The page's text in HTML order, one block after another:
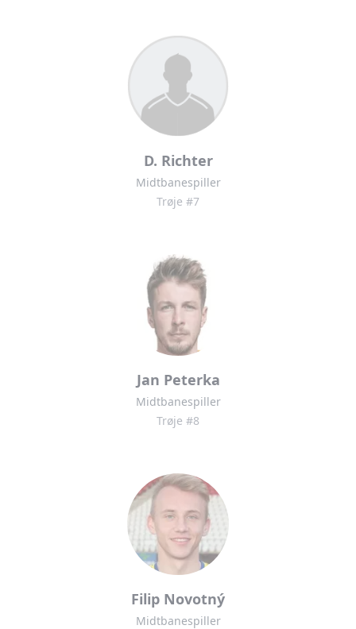
D. Richter
Midtbanespiller
Trøje #7
Jan Peterka
Midtbanespiller
Trøje #8
Filip Novotný
Midtbanespiller